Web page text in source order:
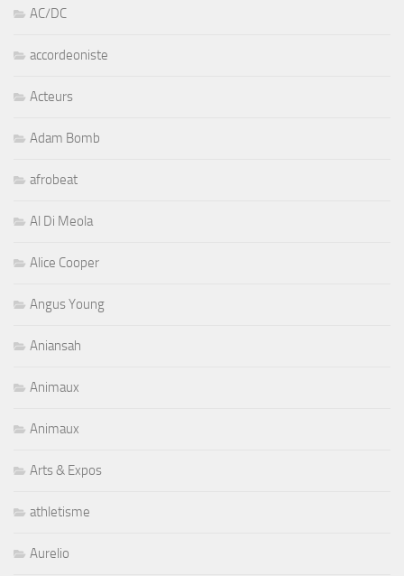
AC/DC
accordeoniste
Acteurs
Adam Bomb
afrobeat
Al Di Meola
Alice Cooper
Angus Young
Aniansah
Animaux
Animaux
Arts & Expos
athletisme
Aurelio